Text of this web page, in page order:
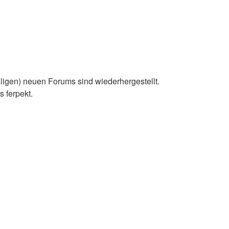
neuen Forums sind wiederhergestellt.
ferpekt.